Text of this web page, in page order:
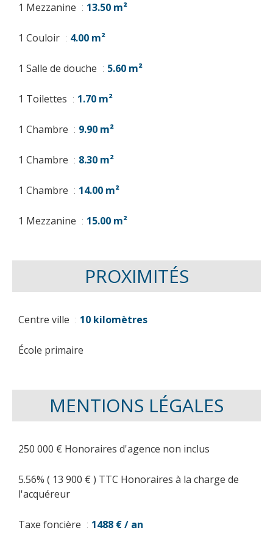
1 Mezzanine 13.50 m²
1 Couloir 4.00 m²
1 Salle de douche 5.60 m²
1 Toilettes 1.70 m²
1 Chambre 9.90 m²
1 Chambre 8.30 m²
1 Chambre 14.00 m²
1 Mezzanine 15.00 m²
PROXIMITÉS
Centre ville 10 kilomètres
École primaire
MENTIONS LÉGALES
250 000 € Honoraires d'agence non inclus
5.56% ( 13 900 € ) TTC Honoraires à la charge de
l'acquéreur
Taxe foncière 1488 € / an